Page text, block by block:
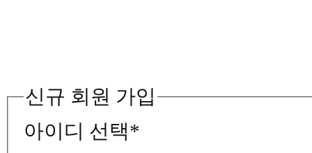
신규 회원 가입
아이디 선택*